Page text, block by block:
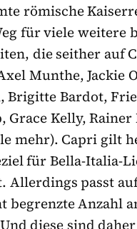
römische
für viele weitere
die seither auf
Munthe, Jackie
Brigitte Bardot,
Grace Kelly, Rainer
mehr). Capri gilt
für Bella-Italia-
Allerdings passt
begrenzte Anzahl
diese sind